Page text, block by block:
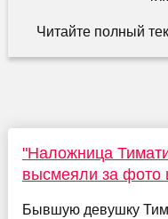
Читайте полный
"Наложница
высмеяли за фото
Бывшую девушку